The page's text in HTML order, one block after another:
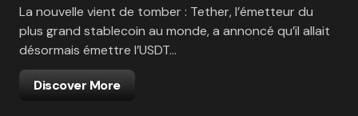
La nouvelle vient de tomber : Tether, l’émetteur du
plus grand stablecoin au monde, a annoncé qu’il allait
désormais émettre l’USDT…
Discover More